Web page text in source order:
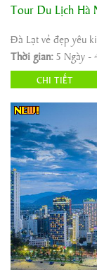
Khởi hành:
Phương tiện:
Giá tour:
Tour Du Lịch Hà
Thời gian:5 Ngày -
CHI TIẾT